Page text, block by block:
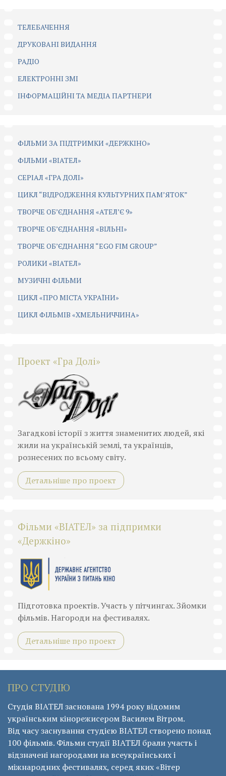
ТЕЛЕБАЧЕННЯ
ДРУКОВАНІ ВИДАННЯ
РАДІО
ЕЛЕКТРОННІ ЗМІ
ІНФОРМАЦІЙНІ ТА МЕДІА ПАРТНЕРИ
ФІЛЬМИ ЗА ПІДТРИМКИ «ДЕРЖКІНО»
ФІЛЬМИ «ВІАТЕЛ»
СЕРІАЛ «ГРА ДОЛІ»
ЦИКЛ “ВІДРОДЖЕННЯ КУЛЬТУРНИХ ПАМ’ЯТОК”
ТВОРЧЕ ОБ’ЄДНАННЯ «АТЕЛ’Є 9»
ТВОРЧЕ ОБ’ЄДНАННЯ «ВІЛЬНІ»
ТВОРЧЕ ОБ’ЄДНАННЯ “EGO FIM GROUP”
РОЛИКИ «ВІАТЕЛ»
МУЗИЧНІ ФІЛЬМИ
ЦИКЛ «ПРО МІСТА УКРАЇНИ»
ЦИКЛ ФІЛЬМІВ «ХМЕЛЬНИЧЧИНА»
Проект «Гра Долі»
Загадкові історії з життя знаменитих людей, які
жили на українській землі, та українців,
рознесених по всьому світу.
Детальніше про проект
Фільми «ВІАТЕЛ» за підпримки
«Держкіно»
Підготовка проектів. Участь у пітчингах. Зйомки
фільмів. Нагороди на фестивалях.
Детальніше про проект
ПРО СТУДІЮ
Студія ВІАТЕЛ заснована 1994 року відомим
українським кінорежисером Василем Вітром.
Від часу заснування студією ВІАТЕЛ створено понад
100 фільмів. Фільми студії ВІАТЕЛ брали участь і
відзначені нагородами на всеукраїнських і
міжнародних фестивалях, серед яких «Вітер